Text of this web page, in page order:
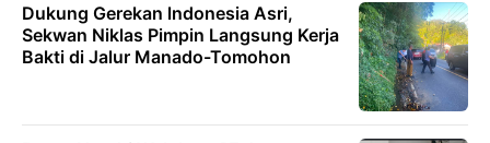
Dukung Gerekan lndonesia Asri,
Sekwan Niklas Pimpin Langsung Kerja
Bakti di Jalur Manado-Tomohon